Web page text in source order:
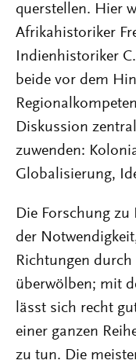
querstellen. Hier
Afrikahistoriker
Indienhistoriker
beide vor dem
Diskussion
zuwenden:
Globalisierung,
Die Forschung
der
Richtungen
überwölben; mit
lässt sich recht
einer ganzen
zu tun. Die